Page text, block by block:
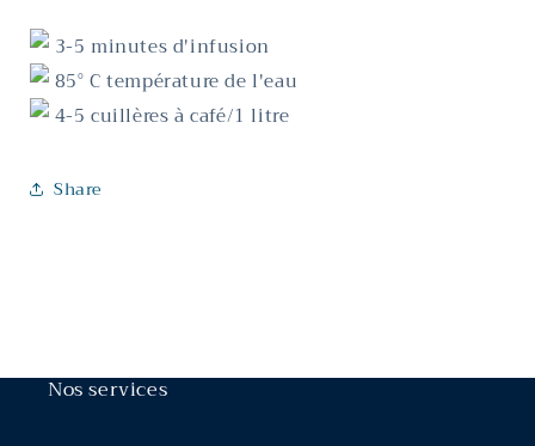
3-5 minutes d'infusion
85° C température de l'eau
4-5 cuillères à café/1 litre
Share
Nos services